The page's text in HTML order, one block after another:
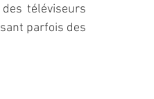
téléviseurs
parfois des